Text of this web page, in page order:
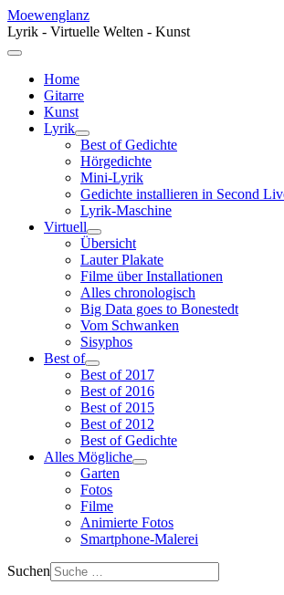
Moewenglanz
Lyrik - Virtuelle Welten - Kunst
Home
Gitarre
Kunst
Lyrik
Best of Gedichte
Hörgedichte
Mini-Lyrik
Gedichte installieren in Second
Lyrik-Maschine
Virtuell
Übersicht
Lauter Plakate
Filme über Installationen
Alles chronologisch
Big Data goes to Bonestedt
Vom Schwanken
Sisyphos
Best of
Best of 2017
Best of 2016
Best of 2015
Best of 2012
Best of Gedichte
Alles Mögliche
Garten
Fotos
Filme
Animierte Fotos
Smartphone-Malerei
Suchen